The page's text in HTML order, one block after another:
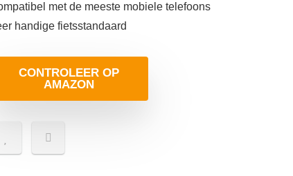
met de meeste mobiele telefoons
handige fietsstandaard
CONTROLEER OP
AMAZON